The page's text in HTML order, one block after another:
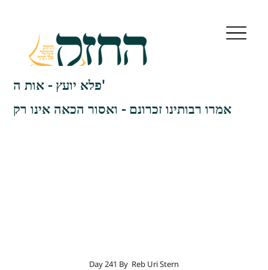
פלא יועץ - אות ה'
אמרו רבותינו זכרונם - ואסור הכאה אינו רק
Day 241 By Reb Uri Stern